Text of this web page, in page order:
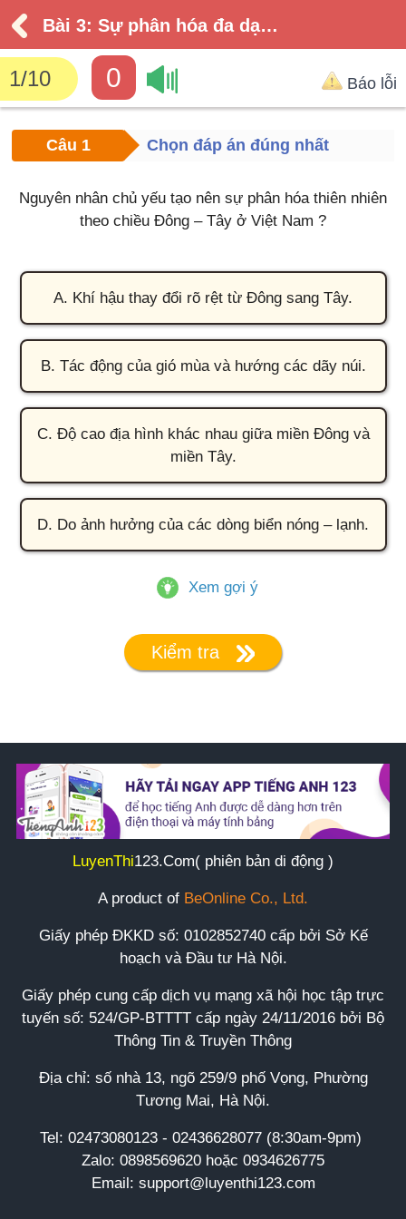
Bài 3: Sự phân hóa đa dạng của thiên nhiên
1/10 0 Báo lỗi
Câu 1 Chọn đáp án đúng nhất
Nguyên nhân chủ yếu tạo nên sự phân hóa thiên nhiên
theo chiều Đông – Tây ở Việt Nam ?
A. Khí hậu thay đổi rõ rệt từ Đông sang Tây.
B. Tác động của gió mùa và hướng các dãy núi.
C. Độ cao địa hình khác nhau giữa miền Đông và
miền Tây.
D. Do ảnh hưởng của các dòng biển nóng – lạnh.
Xem gợi ý
Kiểm tra
LuyenThi123.Com( phiên bản di động )
A product of BeOnline Co., Ltd.
Giấy phép ĐKKD số: 0102852740cấp bởi Sở Kế
hoạch và Đầu tư Hà Nội.
Giấy phép cung cấp dịch vụ mạng xã hội học tập trực
tuyến số: 524/GP-BTTTT cấp ngày 24/11/2016 bởi Bộ
Thông Tin & Truyền Thông
Địa chỉ: số nhà 13, ngõ 259/9 phố Vọng, Phường
Tương Mai, Hà Nội.
Tel: 02473080123 - 02436628077 (8:30am-9pm)
Zalo: 0898569620 hoặc 0934626775
Email: support@luyenthi123.com